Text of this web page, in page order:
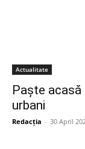
Actualitate
Paște
urbani
Redacția - 30 April